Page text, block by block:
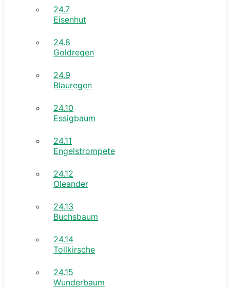
24.7
Eisenhut
24.8
Goldregen
24.9
Blauregen
24.10
Essigbaum
24.11
Engelstrompete
24.12
Oleander
24.13
Buchsbaum
24.14
Tollkirsche
24.15
Wunderbaum